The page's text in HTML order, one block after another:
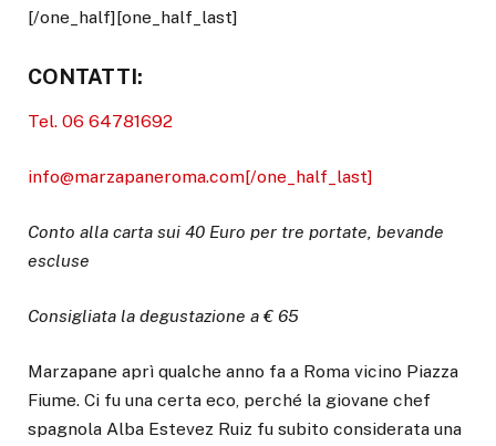
[/one_half][one_half_last]
CONTATTI:
Tel. 06 64781692
info@marzapaneroma.com[/one_half_last]
Conto alla carta sui 40 Euro per tre portate, bevande
escluse
Consigliata la degustazione a € 65
Marzapane aprì qualche anno fa a Roma vicino Piazza
Fiume. Ci fu una certa eco, perché la giovane chef
spagnola Alba Estevez Ruiz fu subito considerata una